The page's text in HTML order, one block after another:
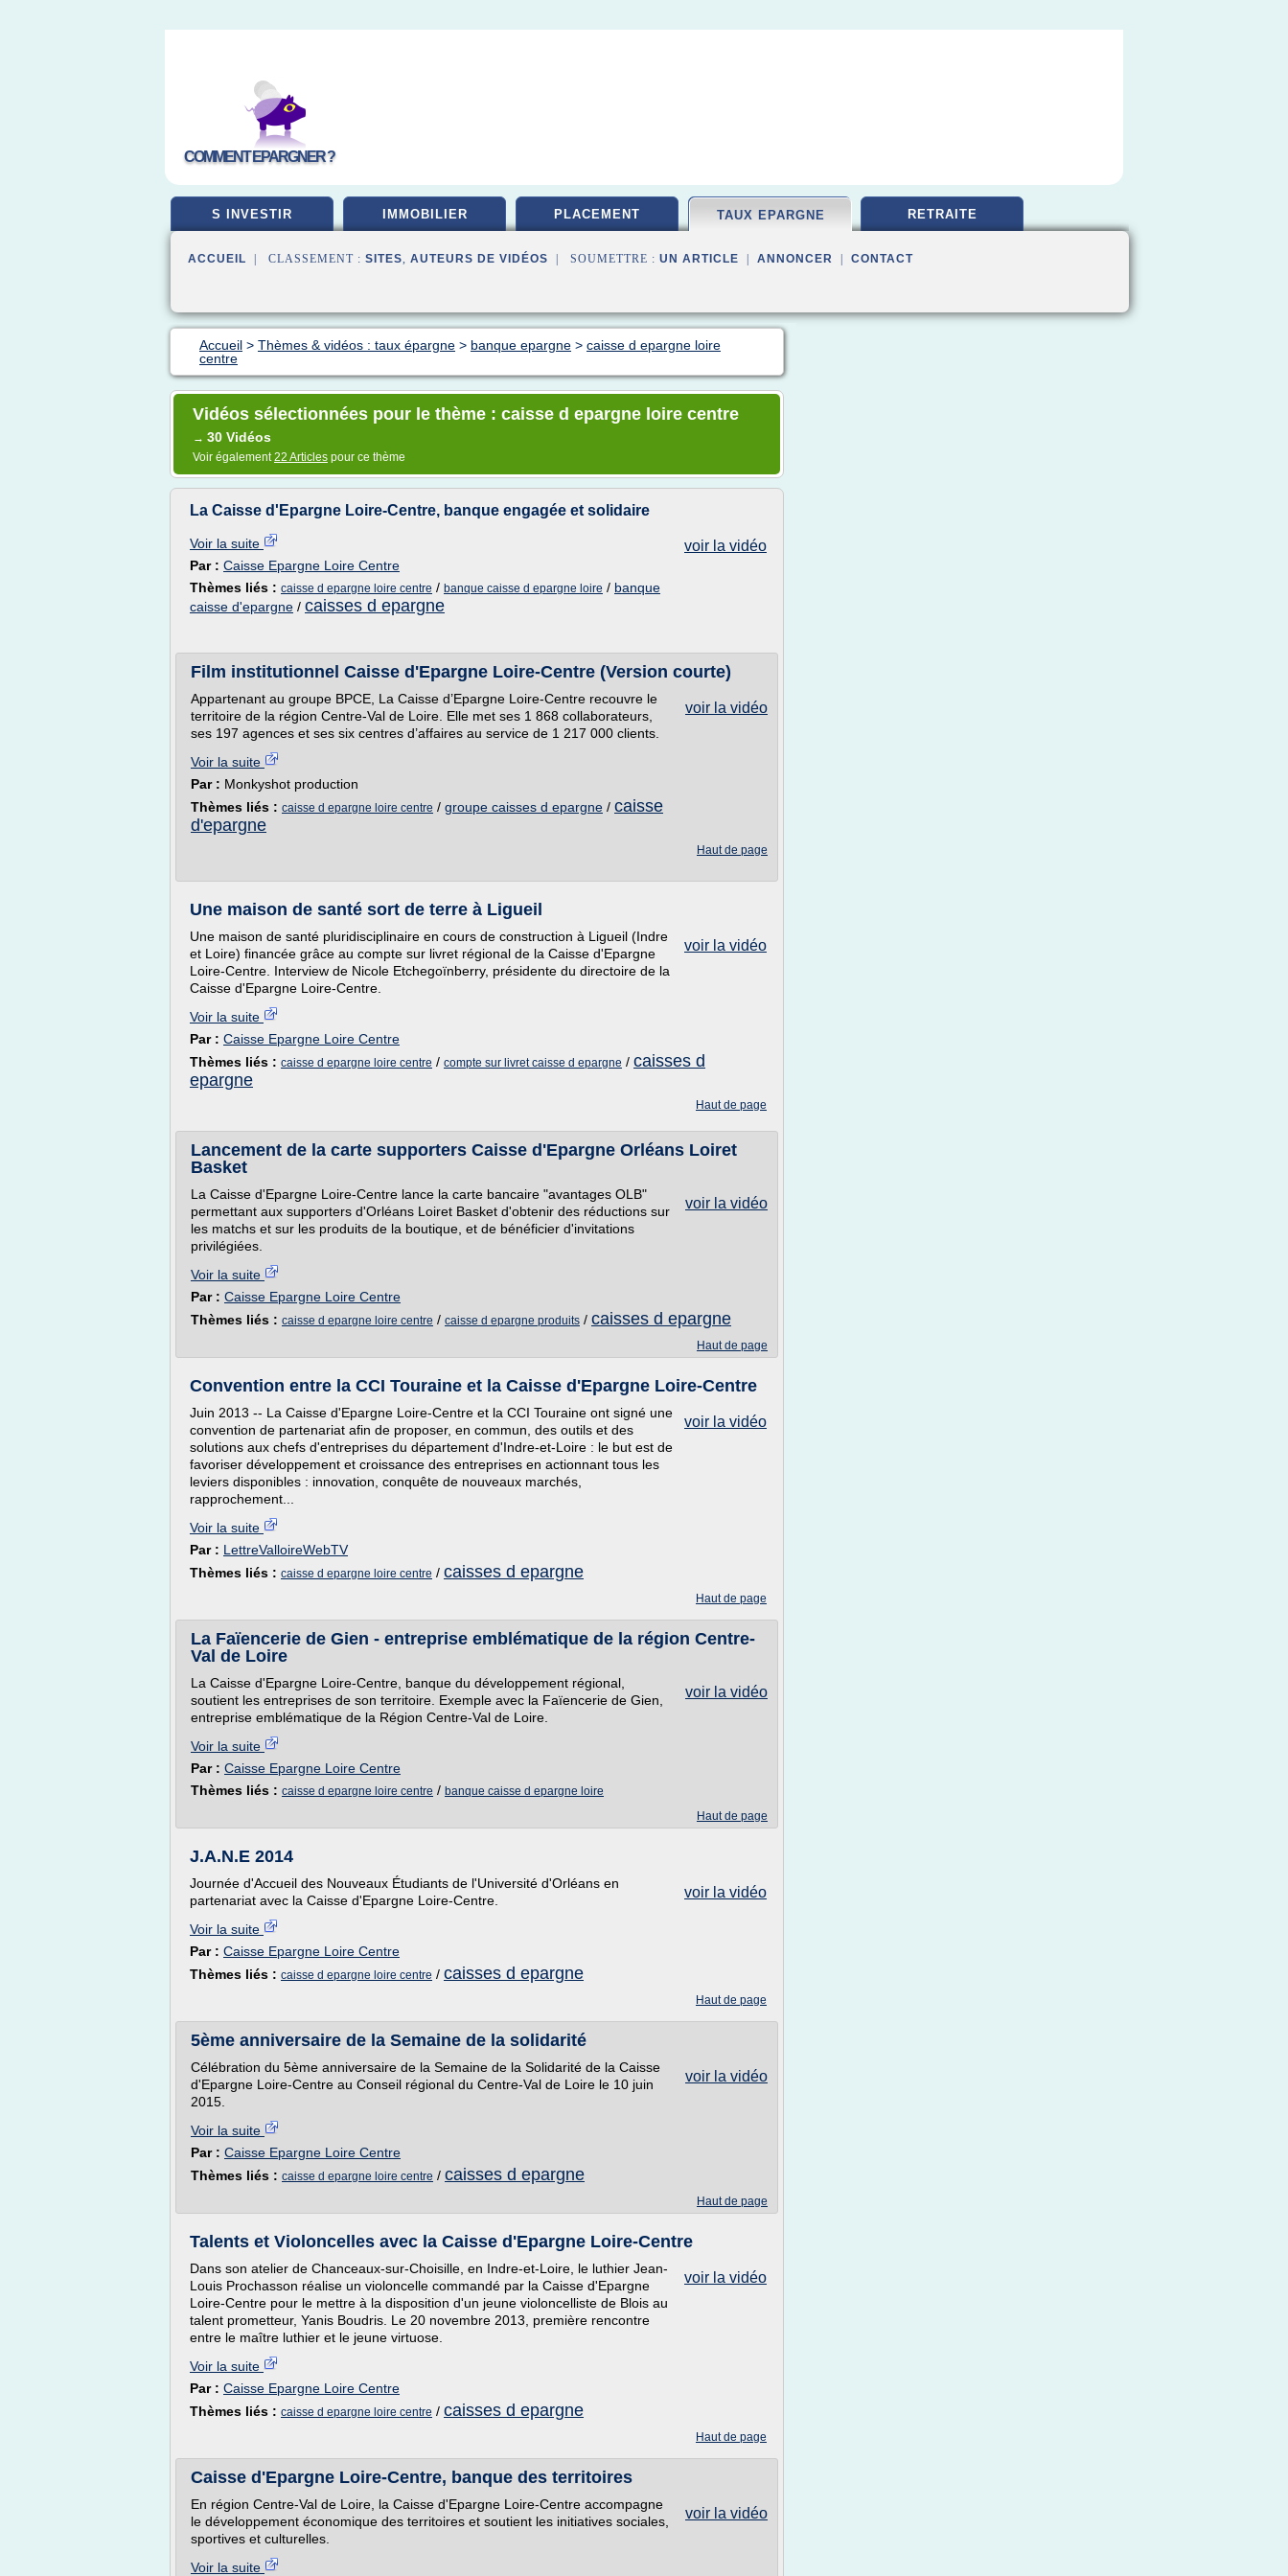
COMMENT EPARGNER ?
S INVESTIR IMMOBILIER PLACEMENT TAUX EPARGNE RETRAITE
ACCUEIL | CLASSEMENT : SITES, AUTEURS DE VIDÉOS | SOUMETTRE : UN ARTICLE ANNONCER CONTACT
Accueil > Thèmes & vidéos : taux épargne > banque epargne > caisse d epargne loire
centre
Vidéos sélectionnées pour le thème : caisse d epargne loire centre
→ 30 Vidéos
Voir également22 Articles pour ce thème
La Caisse d'Epargne Loire-Centre, banque engagée et solidaire
voir la vidéo
Voir la suite
Par : Caisse Epargne Loire Centre
Thèmes liés : caisse d epargne loire centre / banque caisse d epargne loire / banque
caisse d'epargne / caisses d epargne
Film institutionnel Caisse d'Epargne Loire-Centre (Version courte)
voir la vidéo
Appartenant au groupe BPCE, La Caisse d’Epargne Loire-Centre recouvre le
territoire de la région Centre-Val de Loire. Elle met ses 1 868 collaborateurs,
ses 197 agences et ses six centres d’affaires au service de 1 217 000 clients.
Voir la suite
Par : Monkyshot production
Thèmes liés : caisse d epargne loire centre / groupe caisses d epargne / caisse
d'epargne
Haut de page
Une maison de santé sort de terre à Ligueil
voir la vidéo
Une maison de santé pluridisciplinaire en cours de construction à Ligueil (Indre
et Loire) financée grâce au compte sur livret régional de la Caisse d'Epargne
Loire-Centre. Interview de Nicole Etchegoïnberry, présidente du directoire de la
Caisse d'Epargne Loire-Centre.
Voir la suite
Par : Caisse Epargne Loire Centre
Thèmes liés : caisse d epargne loire centre / compte sur livret caisse d epargne / caisses d
epargne
Haut de page
Lancement de la carte supporters Caisse d'Epargne Orléans Loiret
Basket
voir la vidéo
La Caisse d'Epargne Loire-Centre lance la carte bancaire "avantages OLB"
permettant aux supporters d'Orléans Loiret Basket d'obtenir des réductions sur
les matchs et sur les produits de la boutique, et de bénéficier d'invitations
privilégiées.
Voir la suite
Par : Caisse Epargne Loire Centre
Thèmes liés : caisse d epargne loire centre / caisse d epargne produits / caisses d epargne
Haut de page
Convention entre la CCI Touraine et la Caisse d'Epargne Loire-Centre
voir la vidéo
Juin 2013 -- La Caisse d'Epargne Loire-Centre et la CCI Touraine ont signé une
convention de partenariat afin de proposer, en commun, des outils et des
solutions aux chefs d'entreprises du département d'Indre-et-Loire : le but est de
favoriser développement et croissance des entreprises en actionnant tous les
leviers disponibles : innovation, conquête de nouveaux marchés,
rapprochement...
Voir la suite
Par : LettreValloireWebTV
Thèmes liés : caisse d epargne loire centre / caisses d epargne
Haut de page
La Faïencerie de Gien - entreprise emblématique de la région Centre-
Val de Loire
voir la vidéo
La Caisse d'Epargne Loire-Centre, banque du développement régional,
soutient les entreprises de son territoire. Exemple avec la Faïencerie de Gien,
entreprise emblématique de la Région Centre-Val de Loire.
Voir la suite
Par : Caisse Epargne Loire Centre
Thèmes liés : caisse d epargne loire centre / banque caisse d epargne loire
Haut de page
J.A.N.E 2014
voir la vidéo
Journée d'Accueil des Nouveaux Étudiants de l'Université d'Orléans en
partenariat avec la Caisse d'Epargne Loire-Centre.
Voir la suite
Par : Caisse Epargne Loire Centre
Thèmes liés : caisse d epargne loire centre / caisses d epargne
Haut de page
5ème anniversaire de la Semaine de la solidarité
voir la vidéo
Célébration du 5ème anniversaire de la Semaine de la Solidarité de la Caisse
d'Epargne Loire-Centre au Conseil régional du Centre-Val de Loire le 10 juin
2015.
Voir la suite
Par : Caisse Epargne Loire Centre
Thèmes liés : caisse d epargne loire centre / caisses d epargne
Haut de page
Talents et Violoncelles avec la Caisse d'Epargne Loire-Centre
voir la vidéo
Dans son atelier de Chanceaux-sur-Choisille, en Indre-et-Loire, le luthier Jean-
Louis Prochasson réalise un violoncelle commandé par la Caisse d'Epargne
Loire-Centre pour le mettre à la disposition d'un jeune violoncelliste de Blois au
talent prometteur, Yanis Boudris. Le 20 novembre 2013, première rencontre
entre le maître luthier et le jeune virtuose.
Voir la suite
Par : Caisse Epargne Loire Centre
Thèmes liés : caisse d epargne loire centre / caisses d epargne
Haut de page
Caisse d'Epargne Loire-Centre, banque des territoires
voir la vidéo
En région Centre-Val de Loire, la Caisse d'Epargne Loire-Centre accompagne
le développement économique des territoires et soutient les initiatives sociales,
sportives et culturelles.
Voir la suite